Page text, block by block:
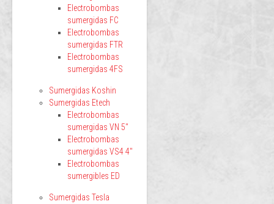
Electrobombas
sumergidas FC
Electrobombas
sumergidas FTR
Electrobombas
sumergidas 4FS
Sumergidas Koshin
Sumergidas Etech
Electrobombas
sumergidas VN 5"
Electrobombas
sumergidas VS4 4"
Electrobombas
sumergibles ED
Sumergidas Tesla